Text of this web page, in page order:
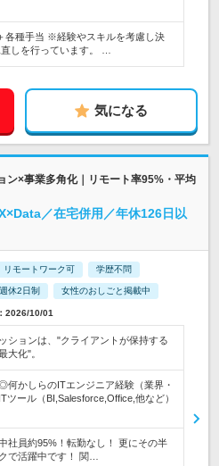
各種手当 ※経験やスキルを考慮し決
しを行っています。 …
気になる
ン×事業多角化｜リモート率95%・平均
／在宅併用／年休126日以
リモートワーク可 学歴不問
休2日制 女性のおしごと掲載中
2026/10/01
ションは、"クライアントが保持する
大化"。
何かしらのITエンジニア経験（業界・
ツール（BI,Salesforce,Office,他など）
社員約95%！転勤なし！ 更にその半
で活躍中です！ 関…